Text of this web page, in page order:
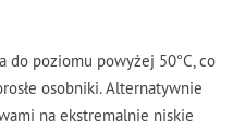
do poziomu powyżej 50°C, co
osobniki. Alternatywnie
na ekstremalnie niskie